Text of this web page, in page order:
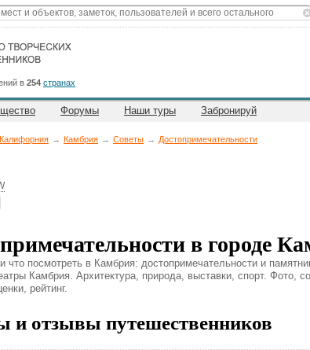
в 254 странах
Форумы Наши туры Забронируй
→ Камбрия → Советы → Достопримечательности
в городе
что посмотреть в Камбрия: достопримечательности и
Камбрия. Архитектура, природа, выставки, спорт. Фото,
рейтинг.
и отзывы путешественников